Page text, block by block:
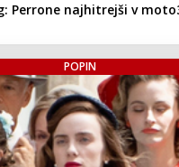
Perrone najhitrejši v
POPIN